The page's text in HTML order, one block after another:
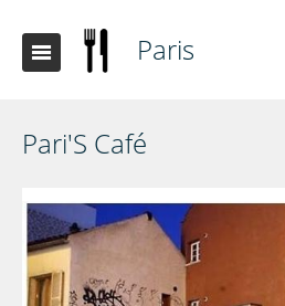
Paris
Pari'S Café